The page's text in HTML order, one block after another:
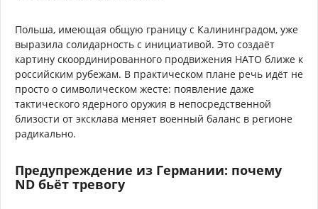
Польша, имеющая общую границу с Калининградом, уже
выразила солидарность с инициативой. Это создаёт
картину скоординированного продвижения НАТО ближе к
российским рубежам. В практическом плане речь идёт не
просто о символическом жесте: появление даже
тактического ядерного оружия в непосредственной
близости от эксклава меняет военный баланс в регионе
радикально.
Предупреждение из Германии: почему
ND бьёт тревогу